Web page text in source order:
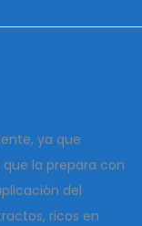
ya que
la prepara con
del
ricos en